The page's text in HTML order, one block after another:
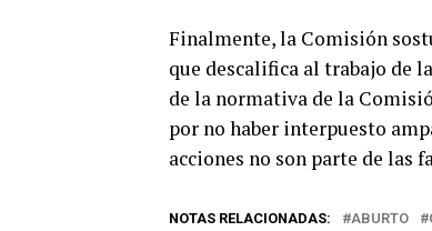
Finalmente, la Comisión
que descalifica al trabajo de
de la normativa de la
por no haber interpuesto
acciones no son parte de las
NOTAS RELACIONADAS: ABURTO